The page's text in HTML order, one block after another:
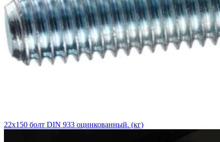
22х150 болт DIN 933 оцинкованный. (кг)